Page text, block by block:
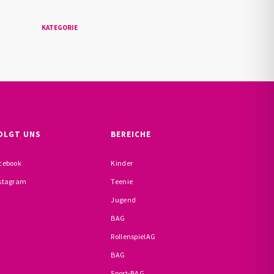
KATEGORIE
UNS BEREICHE
Kinder
Teenie
Jugend
BAG
RollenspielAG
BAG